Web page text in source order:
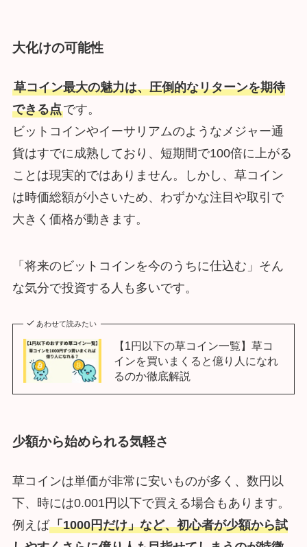
大化けの可能性
草コイン最大の魅力は、圧倒的なリターンを期待
できる点です。
ビットコインやイーサリアムのようなメジャー通
貨はすでに成熟しており、短期間で100倍に上がる
ことは現実的ではありません。しかし、草コイン
は時価総額が小さいため、わずかな注目や取引で
大きく価格が動きます。
「将来のビットコインを今のうちに仕込む」そん
な気分で投資する人も多いです。
あわせて読みたい
【1円以下の草コイン一覧】草コ
インを買いまくると億り人になれ
るのか徹底解説
少額から始められる気軽さ
草コインは単価が非常に安いものが多く、数円以
下、時には0.001円以下で買える場合もあります。
例えば「1000円だけ」など、初心者が少額から試